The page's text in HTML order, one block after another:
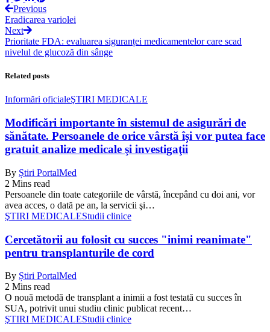
Previous
Eradicarea variolei
Next
Prioritate FDA: evaluarea siguranței medicamentelor care scad
nivelul de glucoză din sânge
Related posts
Informări oficialeŞTIRI MEDICALE
Modificări importante în sistemul de asigurări de
sănătate. Persoanele de orice vârstă își vor putea face
gratuit analize medicale şi investigaţii
By Știri PortalMed
2 Mins read
Persoanele din toate categoriile de vârstă, începând cu doi ani, vor
avea acces, o dată pe an, la servicii şi…
ŞTIRI MEDICALEStudii clinice
Cercetătorii au folosit cu succes "inimi reanimate"
pentru transplanturile de cord
By Știri PortalMed
2 Mins read
O nouă metodă de transplant a inimii a fost testată cu succes în
SUA, potrivit unui studiu clinic publicat recent…
ŞTIRI MEDICALEStudii clinice